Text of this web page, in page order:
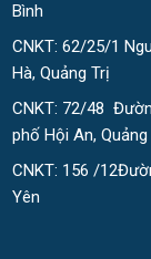
Bình
CNKT: 62/25/1
Hà, Quảng Trị
CNKT: 72/48
phố Hội An,
CNKT: 156 /
Yên